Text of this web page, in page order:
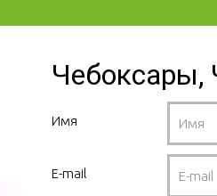
Чебоксары,
Имя
E-mail